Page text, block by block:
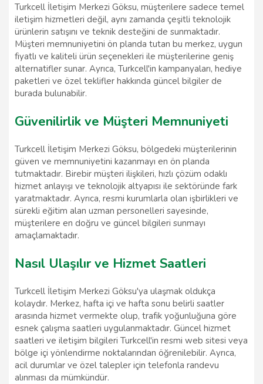
Turkcell İletişim Merkezi Göksu, müşterilere sadece temel
iletişim hizmetleri değil, aynı zamanda çeşitli teknolojik
ürünlerin satışını ve teknik desteğini de sunmaktadır.
Müşteri memnuniyetini ön planda tutan bu merkez, uygun
fiyatlı ve kaliteli ürün seçenekleri ile müşterilerine geniş
alternatifler sunar. Ayrıca, Turkcell'in kampanyaları, hediye
paketleri ve özel teklifler hakkında güncel bilgiler de
burada bulunabilir.
Güvenilirlik ve Müşteri Memnuniyeti
Turkcell İletişim Merkezi Göksu, bölgedeki müşterilerinin
güven ve memnuniyetini kazanmayı en ön planda
tutmaktadır. Birebir müşteri ilişkileri, hızlı çözüm odaklı
hizmet anlayışı ve teknolojik altyapısı ile sektöründe fark
yaratmaktadır. Ayrıca, resmi kurumlarla olan işbirlikleri ve
sürekli eğitim alan uzman personelleri sayesinde,
müşterilere en doğru ve güncel bilgileri sunmayı
amaçlamaktadır.
Nasıl Ulaşılır ve Hizmet Saatleri
Turkcell İletişim Merkezi Göksu'ya ulaşmak oldukça
kolaydır. Merkez, hafta içi ve hafta sonu belirli saatler
arasında hizmet vermekte olup, trafik yoğunluğuna göre
esnek çalışma saatleri uygulanmaktadır. Güncel hizmet
saatleri ve iletişim bilgileri Turkcell'in resmi web sitesi veya
bölge içi yönlendirme noktalarından öğrenilebilir. Ayrıca,
acil durumlar ve özel talepler için telefonla randevu
alınması da mümkündür.